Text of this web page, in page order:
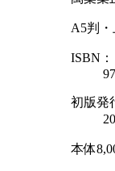
A5判
ISBN：
初版発
本体